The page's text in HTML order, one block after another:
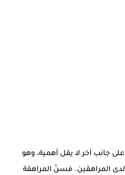
جانب آخر لا يقل أهمية، وهو
لدى المراهقين. فسنّ المراهقة